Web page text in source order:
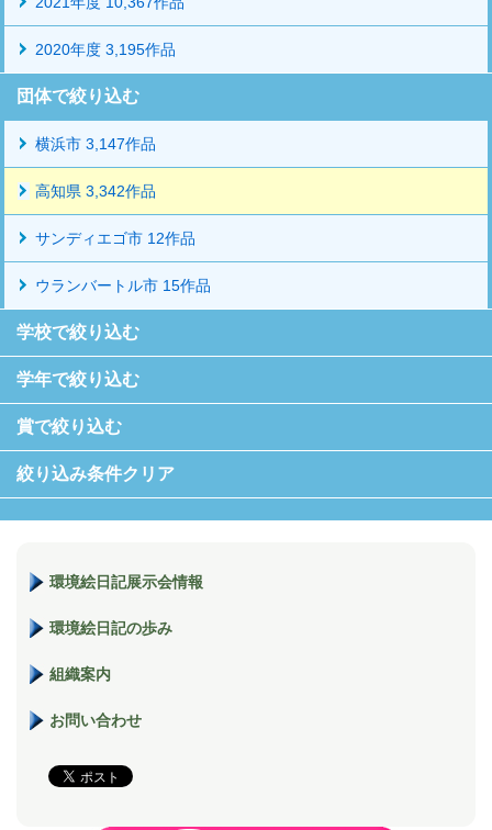
2020年度 3,195作品
団体で絞り込む
横浜市 3,147作品
高知県 3,342作品
サンディエゴ市 12作品
ウランバートル市 15作品
学校で絞り込む
学年で絞り込む
賞で絞り込む
絞り込み条件クリア
環境絵日記展示会情報
環境絵日記の歩み
組織案内
お問い合わせ